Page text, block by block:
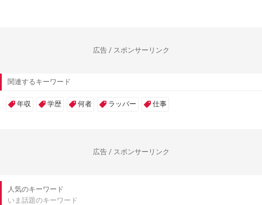
広告 / スポンサーリンク
関連するキーワード
年収 学歴 何者 ラッパー 仕事
広告 / スポンサーリンク
人気のキーワード
いま話題のキーワード